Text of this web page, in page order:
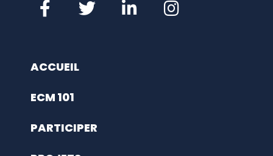
ACCUEIL
ECM 101
PARTICIPER